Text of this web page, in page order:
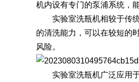
Moment-3/F3极智
版实验室洗瓶机
G系列
GMP-400清洗机
LA-A1饮水瓶清洗
机
DNA器具专用清洗
消毒机Glory-A/FA
SQ1000自动化清洗
工作站
机内设有专门的泵浦系统，
实验室洗瓶机相较于传统
的清洗能力，可以在较短的
风险。
实验室洗瓶机广泛应用于